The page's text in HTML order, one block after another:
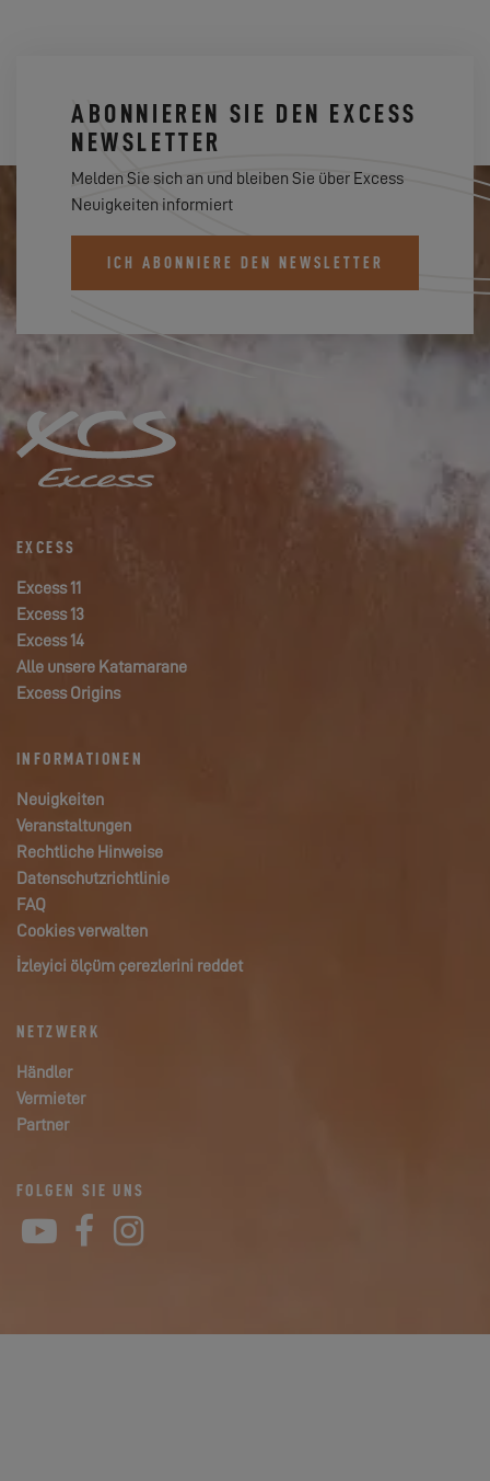
ABONNIEREN SIE DEN EXCESS
NEWSLETTER
Melden Sie sich an und bleiben Sie über Excess
Neuigkeiten informiert
ICH ABONNIERE DEN NEWSLETTER
EXCESS
Excess 11
Excess 13
Excess 14
Alle unsere Katamarane
Excess Origins
INFORMATIONEN
Neuigkeiten
Veranstaltungen
Rechtliche Hinweise
Datenschutzrichtlinie
FAQ
Cookies verwalten
İzleyici ölçüm çerezlerini reddet
NETZWERK
Händler
Vermieter
Partner
FOLGEN SIE UNS
YouTube
Facebook
Instagram